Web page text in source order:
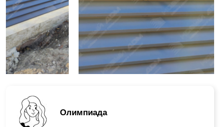
Олимпиада